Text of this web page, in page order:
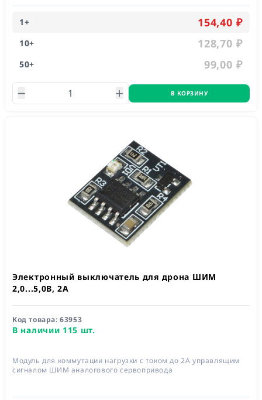
1+ 154,40 ₽
10+ 128,70 ₽
50+ 99,00 ₽
В КОРЗИНУ
Электронный выключатель для дрона ШИМ
2,0...5,0В, 2А
Код товара:63953
В наличии 115 шт.
Модуль для коммутации нагрузки с током до 2А управлящим
сигналом ШИМ аналогового сервопривода